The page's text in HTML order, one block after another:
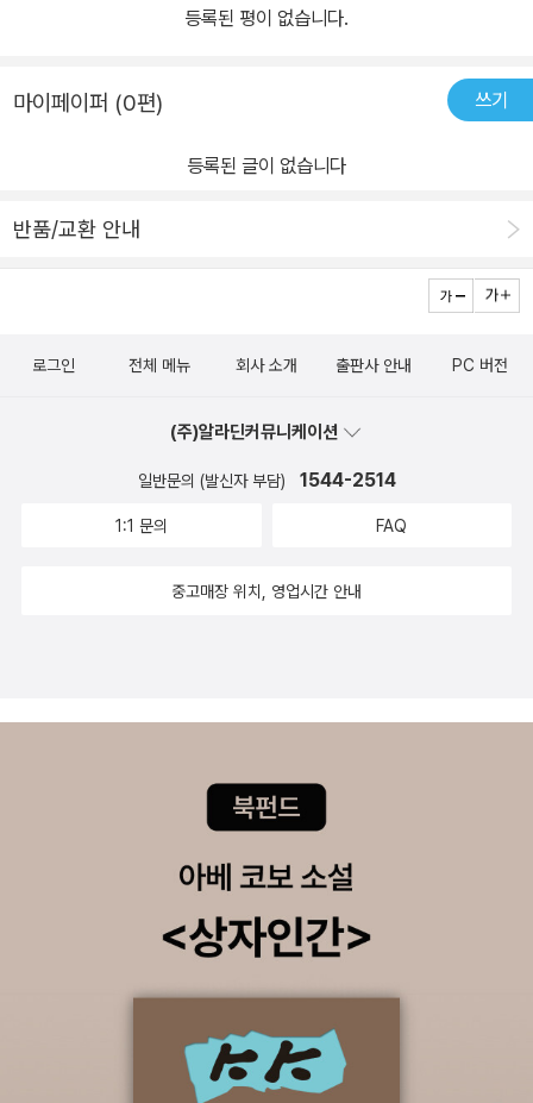
등록된 평이 없습니다.
마이페이퍼 (0편) 쓰기
등록된 글이 없습니다
반품/교환 안내
로그인 전체 메뉴 회사 소개 출판사 안내 PC 버전
(주)알라딘커뮤니케이션
일반문의 (발신자 부담) 1544-2514
1:1 문의 FAQ
중고매장 위치, 영업시간 안내